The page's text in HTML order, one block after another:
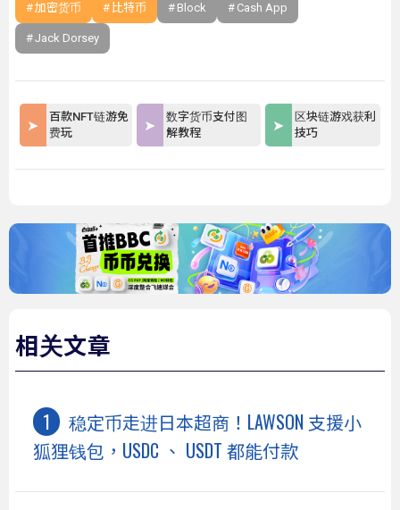
加密货币 比特币 Block Cash App
Jack Dorsey
百款NFT链游免
费玩
数字货币支付图
解教程
区块链游戏获利
技巧
相关文章
稳定币走进日本超商！LAWSON 支援小
狐狸钱包，USDC 、 USDT 都能付款